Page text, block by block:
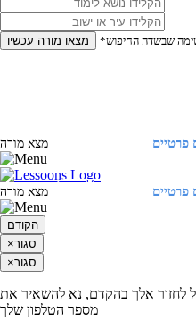
מצאו מורה עכשיו שבשדה החיפוש
פרטיים מצא מורה
פרטיים מצא מורה
הקודם
×סגור
×סגור
לחזור אלך בהקדם, נא להשאיר את
מספר הטלפון שלך